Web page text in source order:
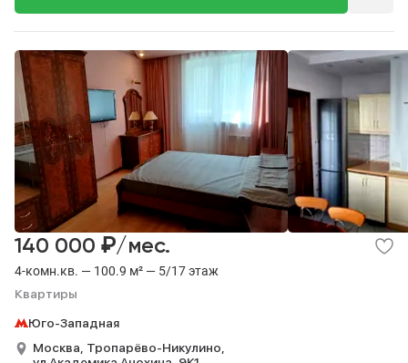
4-комн.кв. — 100.9 м² — 5/17 этаж
Квартиры
140 000 ₽/мес.
Юго-Западная
Москва, Тропарёво-Никулино,